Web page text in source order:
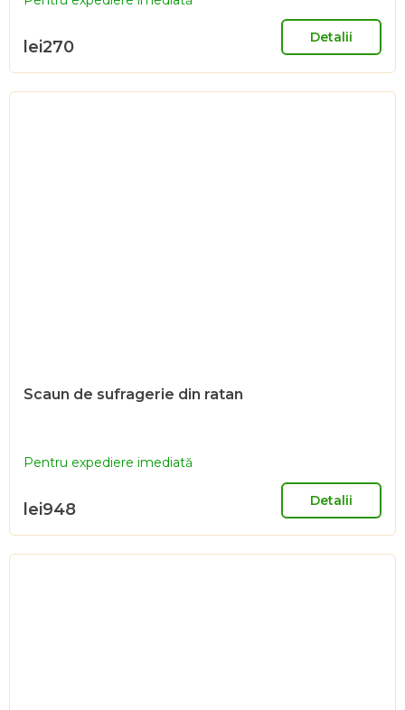
lei270 Detalii
Scaun de sufragerie din ratan
Pentru expediere imediată
lei948 Detalii